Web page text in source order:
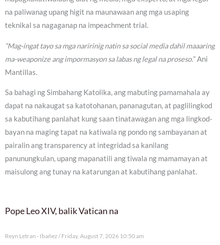
na paliwanag upang higit na maunawaan ang mga usaping
teknikal sa nagaganap na impeachment trial.
“Mag-ingat tayo sa mga naririnig natin sa social media dahil maaaring
ma-weaponize ang impormasyon sa labas ng legal na proseso.” Ani
Mantillas.
Sa bahagi ng Simbahang Katolika, ang mabuting pamamahala ay
dapat na nakaugat sa katotohanan, pananagutan, at paglilingkod
sa kabutihang panlahat kung saan tinatawagan ang mga lingkod-
bayan na maging tapat na katiwala ng pondo ng sambayanan at
pairalin ang transparency at integridad sa kanilang
panunungkulan, upang mapanatili ang tiwala ng mamamayan at
maisulong ang tunay na katarungan at kabutihang panlahat.
Pope Leo XIV, balik Vatican na
Reyn Letran - Ibañez Friday, August 7, 2026 10:50 am